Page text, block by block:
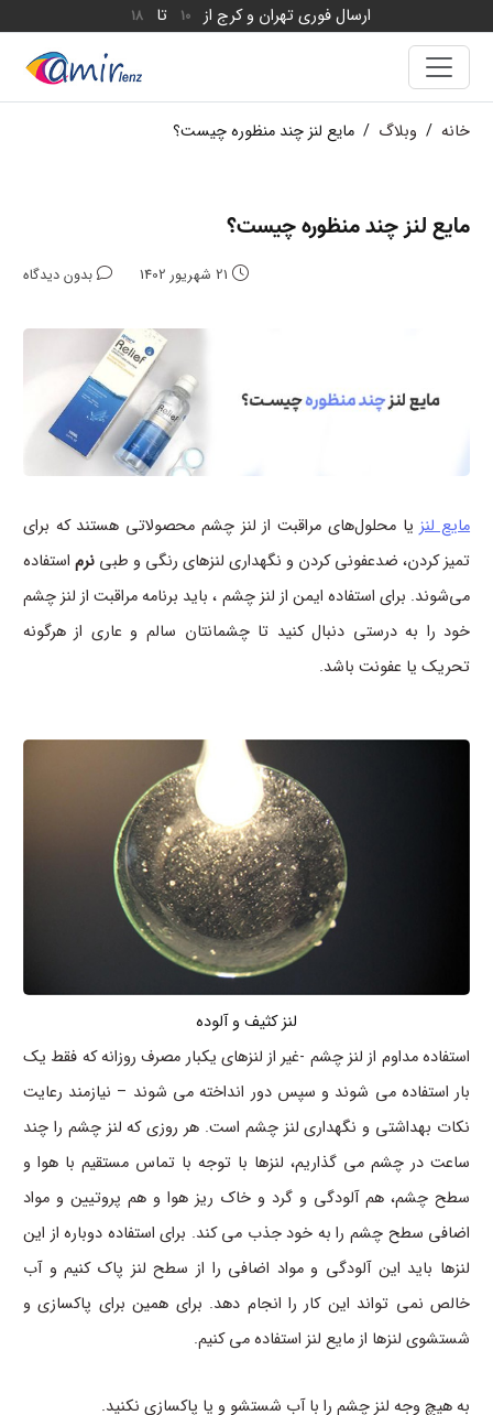
ارسال فوری تهران و کرج از 10 تا 18
خانه / وبلاگ / مایع لنز چند منظوره چیست؟
مایع لنز چند منظوره چیست؟
21 شهریور 1402 بدون دیدگاه
مایع لنزیا محلول‌های مراقبت از لنز چشم محصولاتی هستند که برای
تمیز کردن، ضدعفونی کردن و نگهداری لنزهای رنگی و طبینرم استفاده
می‌شوند. برای استفاده ایمن از لنز چشم ، باید برنامه مراقبت از لنز چشم
خود را به درستی دنبال کنید تا چشمانتان سالم و عاری از هرگونه
تحریک یا عفونت باشد.
لنز کثیف و آلوده
استفاده مداوم از لنز چشم -غیر از لنزهای یکبار مصرف روزانه که فقط یک
بار استفاده می شوند و سپس دور انداخته می شوند – نیازمند رعایت
نکات بهداشتی و نگهداری لنز چشم است. هر روزی که لنز چشم را چند
ساعت در چشم می گذاریم، لنزها با توجه با تماس مستقیم با هوا و
سطح چشم، هم آلودگی و گرد و خاک ریز هوا و هم پروتیین و مواد
اضافی سطح چشم را به خود جذب می کند. برای استفاده دوباره از این
لنزها باید این آلودگی و مواد اضافی را از سطح لنز پاک کنیم و آب
خالص نمی تواند این کار را انجام دهد. برای همین برای پاکسازی و
شستشوی لنزها از مایع لنز استفاده می کنیم.
به هیچ وجه لنز چشم را با آب شستشو و یا پاکسازی نکنید.